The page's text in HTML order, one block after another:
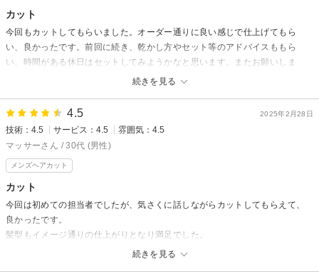
カット
続きを見る
今回もカットしてもらいました。オーダー通りに良い感じで仕上げてもら
い、良かったです。前回に続き、乾かし方やセット等のアドバイスももら
い、時間がある休日はセットしてみようかなと思います。またお願いしま
2025年2月28日
4.5
技術：4.5 サービス：4.5
雰囲気：4.5
マッサーさん / 30代 (男性)
メンズヘアカット
カット
続きを見る
今回は初めての担当者でしたが、気さくに話しながらカットしてもらえて、
良かったです。
髪型もイメージ通りの仕上がりとなり満足でした。
髪の乾かし方やセットの仕方まで、じっくり教えてもらえたのも良かったで